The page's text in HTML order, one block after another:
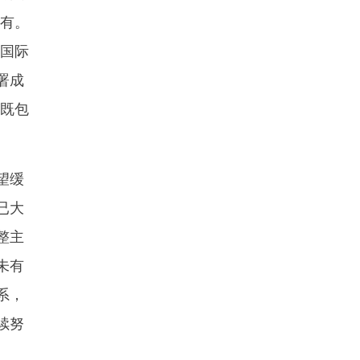
。
际
成
包
缓
大
主
有
努